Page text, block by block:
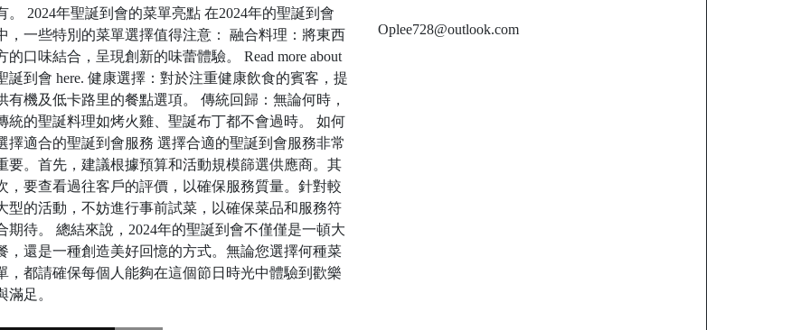
。 2024年聖誕到會的菜單亮點 在2024年的聖誕到會
，一些特別的菜單選擇值得注意： 融合料理：將東西
的口味結合，呈現創新的味蕾體驗。 Read more about
誕到會 here. 健康選擇：對於注重健康飲食的賓客，提
有機及低卡路里的餐點選項。 傳統回歸：無論何時，
統的聖誕料理如烤火雞、聖誕布丁都不會過時。 如何
擇適合的聖誕到會服務 選擇合適的聖誕到會服務非常
要。首先，建議根據預算和活動規模篩選供應商。其
，要查看過往客戶的評價，以確保服務質量。針對較
型的活動，不妨進行事前試菜，以確保菜品和服務符
期待。 總結來說，2024年的聖誕到會不僅僅是一頓大
，還是一種創造美好回憶的方式。無論您選擇何種菜
，都請確保每個人能夠在這個節日時光中體驗到歡樂
滿足。
Oplee728@outlook.com